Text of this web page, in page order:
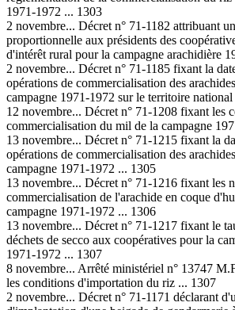
1971-1972 ... 1303
2 novembre... Décret n° 71-1182 attribuant
proportionnelle aux présidents des
d'intérêt rural pour la campagne arachidière
2 novembre... Décret n° 71-1185 fixant la
opérations de commercialisation des
campagne 1971-1972 sur le territoire
12 novembre... Décret n° 71-1208 fixant les
commercialisation du mil de la campagne
13 novembre... Décret n° 71-1215 fixant la
opérations de commercialisation des
campagne 1971-1972 ... 1305
13 novembre... Décret n° 71-1216 fixant les
commercialisation de l'arachide en coque
campagne 1971-1972 ... 1306
13 novembre... Décret n° 71-1217 fixant le
déchets de secco aux coopératives pour la
1971-1972 ... 1307
8 novembre... Arrêté ministériel n° 13747
les conditions d'importation du riz ... 1307
2 novembre... Décret n° 71-1171 déclarant